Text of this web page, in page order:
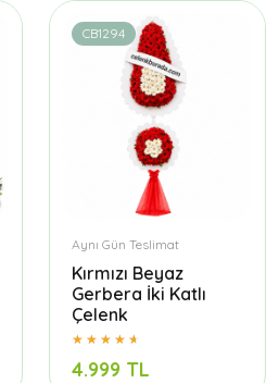
CB1294
Aynı Gün Teslimat
Kırmızı Beyaz
Gerbera İki Katlı
Çelenk
4.999 TL